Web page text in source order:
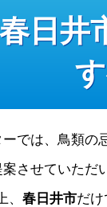
春日井
では、鳥類の
させていただ
春日井市だ